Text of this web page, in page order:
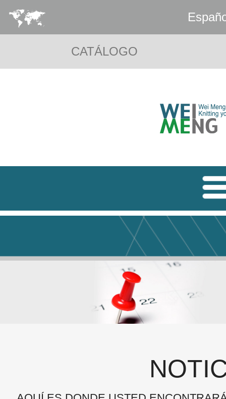
CATÁLOGO